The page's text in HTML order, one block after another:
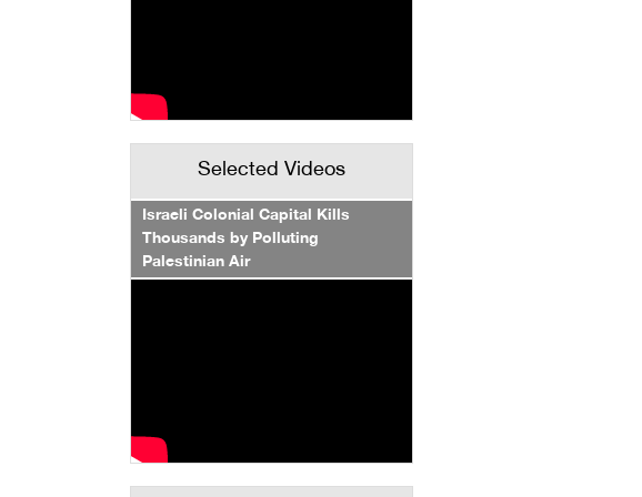
Selected Videos
Israeli Colonial Capital Kills
Thousands by Polluting
Palestinian Air